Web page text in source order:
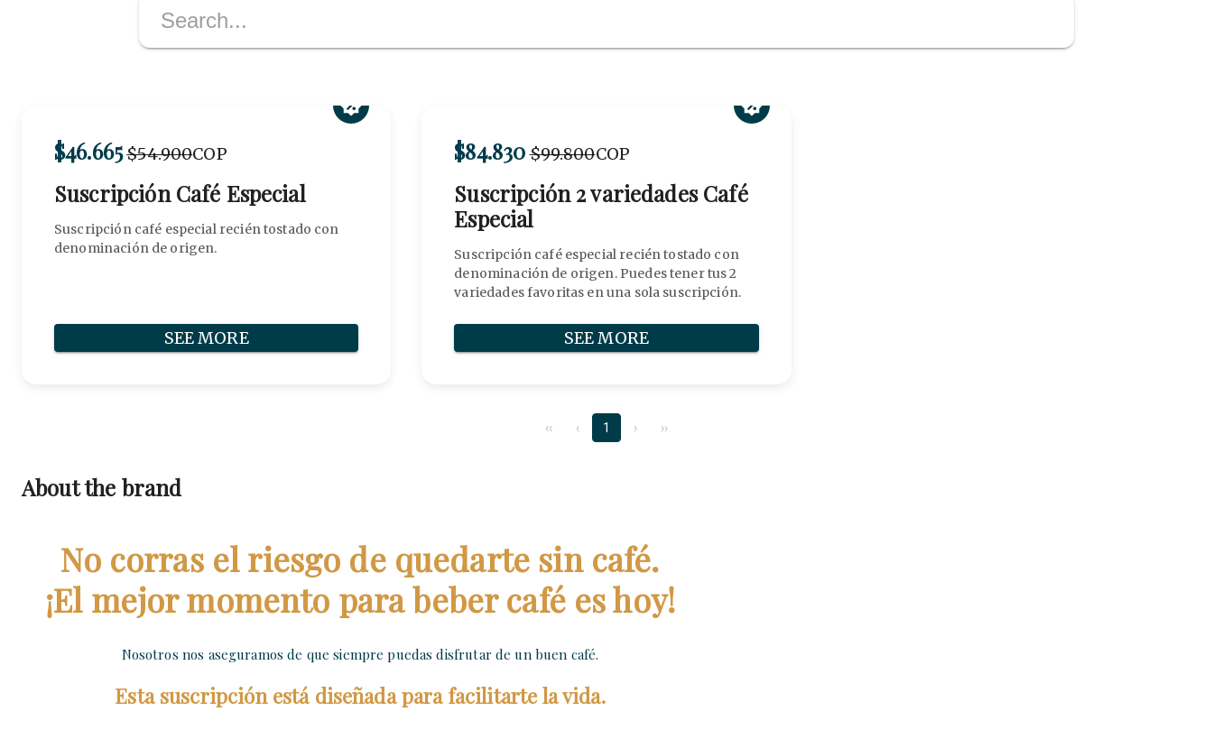
$46.665$54.900COP
Suscripción Café Especial
Suscripción café especial recién tostado con
denominación de origen.
SEE MORE
$84.830$99.800COP
Suscripción 2 variedades Café
Especial
Suscripción café especial recién tostado con
denominación de origen. Puedes tener tus 2
variedades favoritas en una sola suscripción.
SEE MORE
‹‹ ‹ 1 › ››
About the brand
No corras el riesgo de quedarte sin café.
¡El mejor momento para beber café es hoy!
Nosotros nos aseguramos de que siempre puedas disfrutar de un buen café.
Esta suscripción está diseñada para facilitarte la vida.